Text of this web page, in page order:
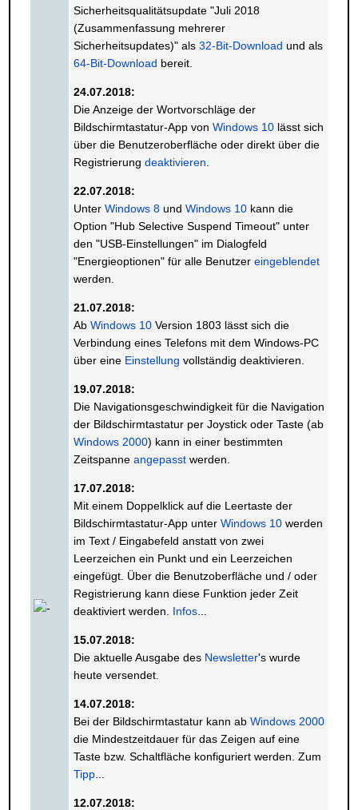
Sicherheitsqualitätsupdate "Juli 2018
(Zusammenfassung mehrerer
Sicherheitsupdates)" als 32-Bit-Download und als
64-Bit-Download bereit.
24.07.2018:
Die Anzeige der Wortvorschläge der
Bildschirmtastatur-App von Windows 10lässt sich
über die Benutzeroberfläche oder direkt über die
Registrierung deaktivieren
22.07.2018:
Unter Windows 8und Windows 10kann die
Option "Hub Selective Suspend Timeout" unter
den "USB-Einstellungen" im Dialogfeld
"Energieoptionen" für alle Benutzer eingeblendet
werden.
21.07.2018:
Ab Windows 10Version 1803 lässt sich die
Verbindung eines Telefons mit dem Windows-PC
über eine Einstellung vollständig deaktivieren.
19.07.2018:
Die Navigationsgeschwindigkeit für die Navigation
der Bildschirmtastatur per Joystick oder Taste (ab
Windows 2000) kann in einer bestimmten
Zeitspanne angepasstwerden.
17.07.2018:
Mit einem Doppelklick auf die Leertaste der
Bildschirmtastatur-App unter Windows 10werden
im Text / Eingabefeld anstatt von zwei
Leerzeichen ein Punkt und ein Leerzeichen
eingefügt. Über die Benutzoberfläche und / oder
Registrierung kann diese Funktion jeder Zeit
deaktiviert werden. Infos...
15.07.2018:
Die aktuelle Ausgabe des Newsletter's wurde
heute versendet.
14.07.2018:
Bei der Bildschirmtastatur kann ab Windows 2000
die Mindestzeitdauer für das Zeigen auf eine
Taste bzw. Schaltfläche konfiguriert werden. Zum
Tipp...
12.07.2018: